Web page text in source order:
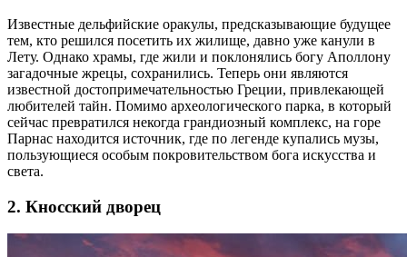
Известные дельфийские оракулы, предсказывающие будущее
тем, кто решился посетить их жилище, давно уже канули в
Лету. Однако храмы, где жили и поклонялись богу Аполлону
загадочные жрецы, сохранились. Теперь они являются
известной достопримечательностью Греции, привлекающей
любителей тайн. Помимо археологического парка, в который
сейчас превратился некогда грандиозный комплекс, на горе
Парнас находится источник, где по легенде купались музы,
пользующиеся особым покровительством бога искусства и
света.
2. Кносский дворец